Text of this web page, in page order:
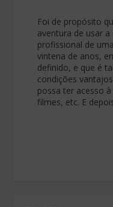
Foi de propósito
aventura de usar a
profissional de uma
vintena de anos,
definido, e que é
condições
possa ter acesso
filmes, etc. E